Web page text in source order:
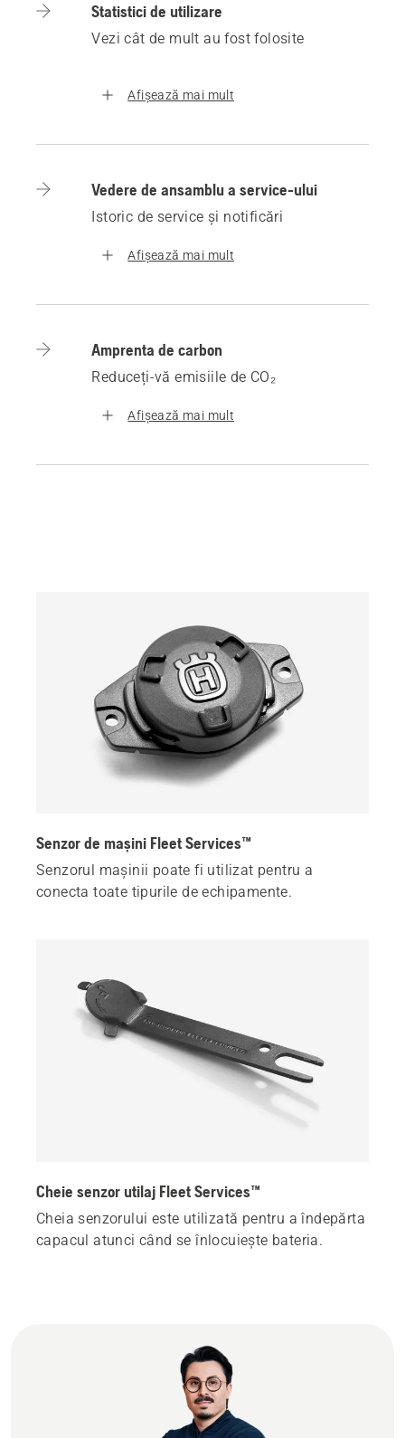
Statistici de utilizare
Vezi cât de mult au fost folosite
Afișează mai mult
Vedere de ansamblu a service-ului
Istoric de service și notificări
Afișează mai mult
Amprenta de carbon
Reduceți-vă emisiile de CO₂
Afișează mai mult
Senzor de mașini Fleet Services™
Senzorul mașinii poate fi utilizat pentru a
conecta toate tipurile de echipamente.
Cheie senzor utilaj Fleet Services™
Cheia senzorului este utilizată pentru a îndepărta
capacul atunci când se înlocuiește bateria.